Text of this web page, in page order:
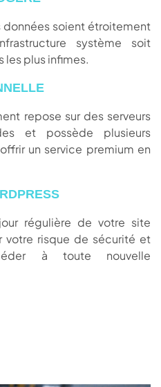
données soient étroitement
système soit
plus infimes.
repose sur des serveurs
et possède plusieurs
un service premium en
régulière de votre site
votre risque de sécurité et
à toute nouvelle